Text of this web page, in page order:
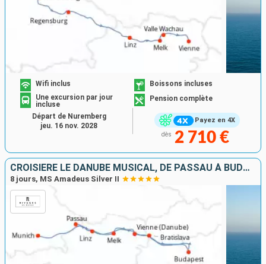
Payez en 4X
Wifi inclus
Boissons incluses
Une excursion par jour
incluse
Pension complète
dès 2 710 €
Départ de Nuremberg
jeu. 16 nov. 2028
CROISIÈRE LE DANUBE MUSICAL, DE PASSAU À BUDAPEST
8 jours, MS Amadeus Silver II